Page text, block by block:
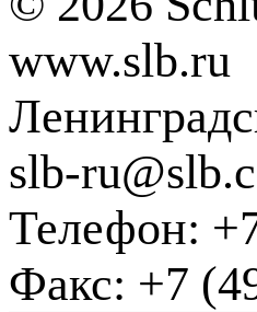
www.slb.ru
slb-
Телефон:
Факс: +7